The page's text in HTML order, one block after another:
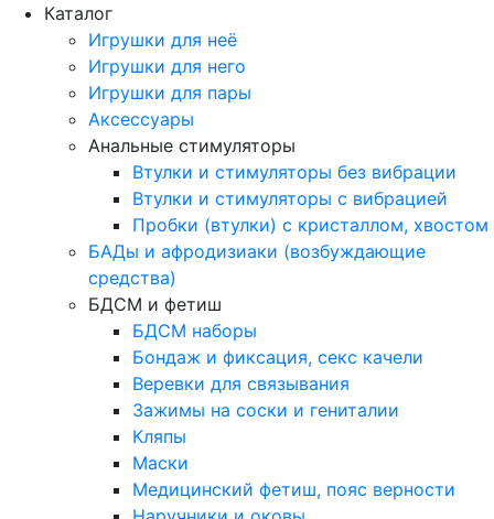
Каталог
Игрушки для неё
Игрушки для него
Игрушки для пары
Аксессуары
Анальные стимуляторы
Втулки и стимуляторы без вибрации
Втулки и стимуляторы с вибрацией
Пробки (втулки) с кристаллом, хвостом
БАДы и афродизиаки (возбуждающие
средства)
БДСМ и фетиш
БДСМ наборы
Бондаж и фиксация, секс качели
Веревки для связывания
Зажимы на соски и гениталии
Кляпы
Маски
Медицинский фетиш, пояс верности